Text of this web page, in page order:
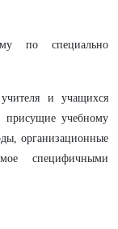
по специально
и учащихся
присущие учебному
организационные
специфичными